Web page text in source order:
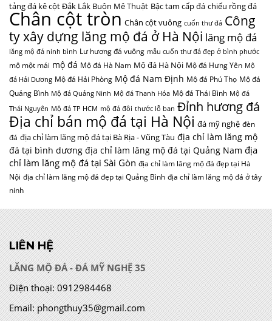
tảng đá kê cột Đắk Lắk Buôn Mê Thuật Bậc tam cấp đá chiếu rồng đá
Chân cột tròn Chân cột vuông cuốn thư đá Công
ty xây dựng lăng mộ đá ở Hà Nội lăng mộ đá
lăng mộ đá ninh bình Lư hương đá vuông mẫu cuốn thư đá đẹp ở bình phước
mộ một mái mộ đá Mộ đá Hà Nam Mộ đá Hà Nội Mộ đá Hưng Yên Mộ
đá Hải Dương Mộ đá Hải Phòng Mộ đá Nam Định Mộ đá Phú Thọ Mộ đá
Quảng Bình Mộ đá Quảng Ninh Mộ đá Thanh Hóa Mộ đá Thái Bình Mộ đá
Thái Nguyên Mộ đá TP HCM mộ đá đôi thước lỗ ban Đỉnh hương đá
Địa chỉ bán mộ đá tại Hà Nội đá mỹ nghệ đèn
đá địa chỉ làm lăng mộ đá tại Bà Rịa - Vũng Tàu địa chỉ làm lăng mộ
đá tại bình dương địa chỉ làm lăng mộ đá tại Quảng Nam địa
chỉ làm lăng mộ đá tại Sài Gòn địa chỉ làm lăng mộ đá đẹp tại Hà
Nội địa chỉ làm lăng mộ đá đẹp tại Quảng Bình địa chỉ làm lăng mộ đá ở tây
ninh
LIÊN HỆ
LĂNG MỘ ĐÁ - ĐÁ MỸ NGHỆ 35
Điện thoại: 0912984468
Email: phongthuy35@gmail.com